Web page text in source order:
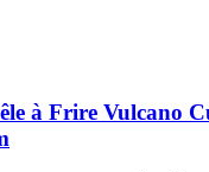
à Frire Vulcano